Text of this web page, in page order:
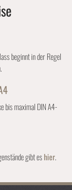
beginnt in der Regel
bis maximal DIN A4-
gibt eshier.